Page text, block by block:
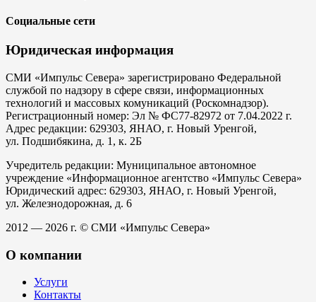
Социальные сети
Юридическая информация
СМИ «Импульс Севера» зарегистрировано Федеральной
службой по надзору в сфере связи, информационных
технологий и массовых комуникаций (Роскомнадзор).
Регистрационный номер: Эл № ФС77-82972 от 7.04.2022 г.
Адрес редакции: 629303, ЯНАО, г. Новый Уренгой,
ул. Подшибякина, д. 1, к. 2Б
Учредитель редакции: Муниципальное автономное
учреждение «Информационное агентство «Импульс Севера»
Юридический адрес: 629303, ЯНАО, г. Новый Уренгой,
ул. Железнодорожная, д. 6
2012 — 2026 г. © СМИ «Импульс Севера»
О компании
Услуги
Контакты